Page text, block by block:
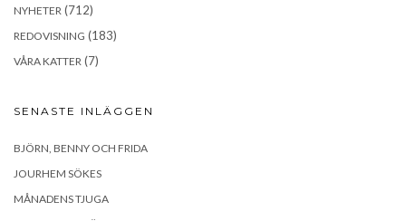
NYHETER (712)
REDOVISNING (183)
VÅRA KATTER (7)
SENASTE INLÄGGEN
BJÖRN, BENNY OCH FRIDA
JOURHEM SÖKES
MÅNADENS TJUGA